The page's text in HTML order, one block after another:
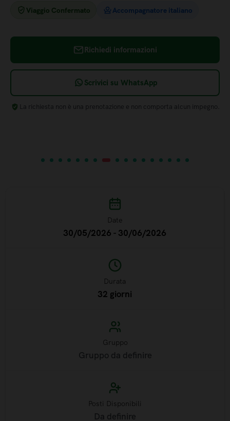
Viaggio Confermato Accompagnatore italiano
Richiedi informazioni
Scrivici su WhatsApp
La richiesta non è una prenotazione e non comporta alcun impegno.
Date
30/05/2026 - 30/06/2026
Durata
32 giorni
Gruppo
Gruppo da definire
Posti Disponibili
Da definire